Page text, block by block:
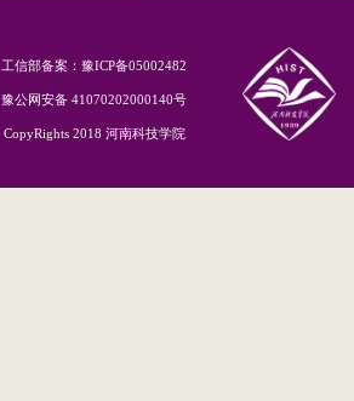
工信部备案：豫ICP备05002482
豫公网安备 41070202000140号
CopyRights 2018 河南科技学院